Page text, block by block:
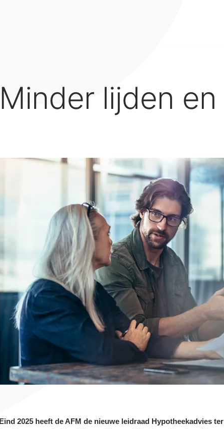
Minder lijden en
Eind 2025 heeft de AFM de nieuwe leidraad Hypotheekadvies